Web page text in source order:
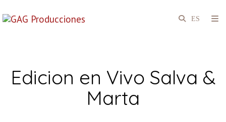
Edicion en Vivo Salva &
Marta